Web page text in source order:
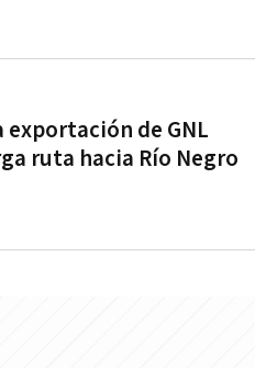
exportación de GNL
ruta hacia Río Negro